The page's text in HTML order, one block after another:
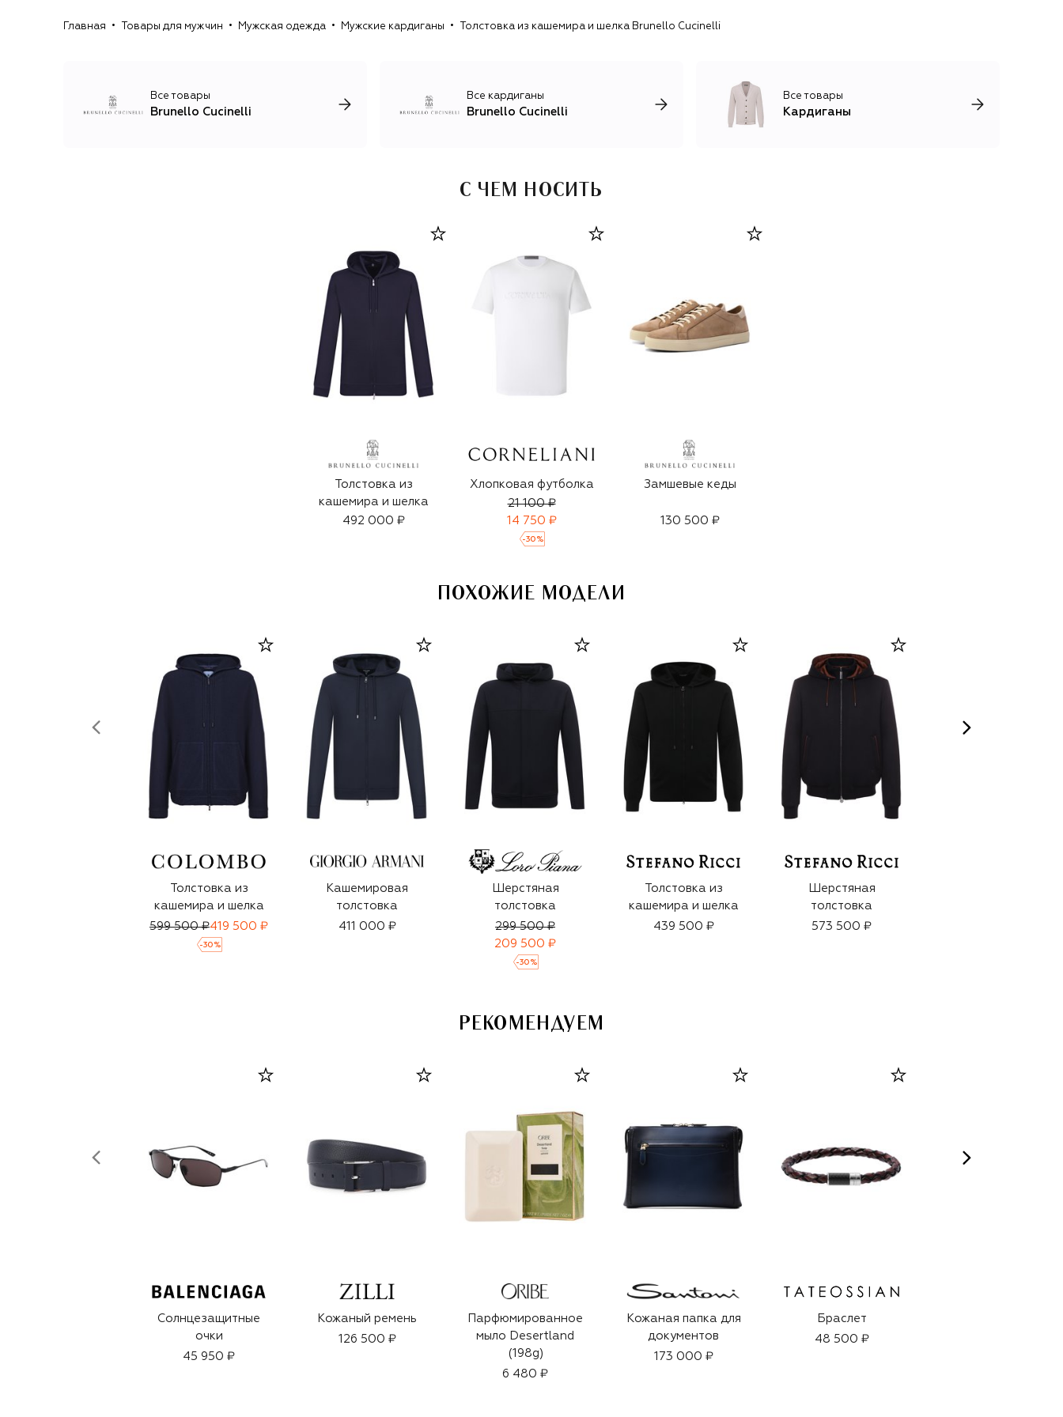
свойства которой усиливают шелк, лен, шерсть и
аксессуары для мужчин и женщин в стиле smart casual и
спорт-шик: брючные костюмы из шерсти и льна,
Главная Товары для мужчин Мужская одежда Мужские кардиганы Толстовка из кашемира и шелка Brunello Cucinelli
Все товары
Brunello Cucinelli
Все кардиганы
Brunello Cucinelli
Все товары
Кардиганы
С ЧЕМ НОСИТЬ
Толстовка из
кашемира и шелка
492 000 ₽
Хлопковая футболка
21 100 ₽
14 750 ₽
-30 %
Замшевые кеды
130 500 ₽
ПОХОЖИЕ МОДЕЛИ
Толстовка из
кашемира и шелка
599 500 ₽419 500 ₽
-30 %
Кашемировая
толстовка
411 000 ₽
Шерстяная
толстовка
299 500 ₽
209 500 ₽
-30 %
Толстовка из
кашемира и шелка
439 500 ₽
Шерстяная
толстовка
573 500 ₽
РЕКОМЕНДУЕМ
Солнцезащитные
очки
45 950 ₽
Кожаный ремень
126 500 ₽
Парфюмированное
мыло Desertland
(198g)
6 480 ₽
Кожаная папка для
документов
173 000 ₽
Браслет
48 500 ₽